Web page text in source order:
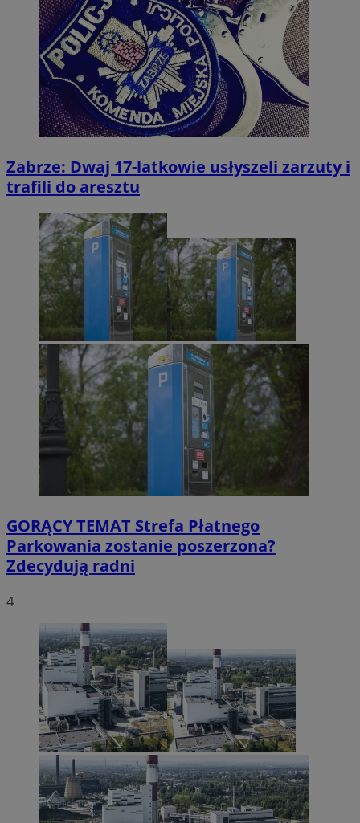
Zabrze: Dwaj 17-latkowie usłyszeli zarzuty i
trafili do aresztu
GORĄCY TEMAT Strefa Płatnego
Parkowania zostanie poszerzona?
Zdecydują radni
4